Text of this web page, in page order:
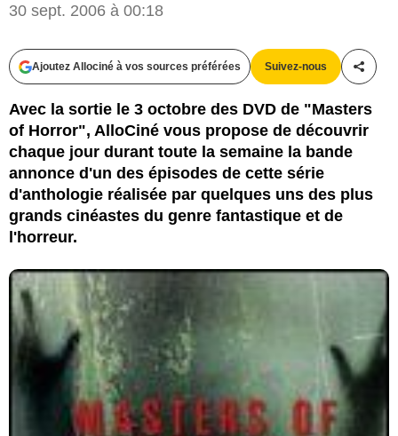
30 sept. 2006 à 00:18
Ajoutez Allociné à vos sources préférées Suivez-nous
Avec la sortie le 3 octobre des DVD de "Masters
of Horror", AlloCiné vous propose de découvrir
chaque jour durant toute la semaine la bande
annonce d'un des épisodes de cette série
d'anthologie réalisée par quelques uns des plus
grands cinéastes du genre fantastique et de
l'horreur.